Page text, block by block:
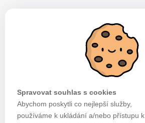
Spravovat souhlas s cookies
Abychom poskytli co nejlepší služby,
používáme k ukládání a/nebo přístupu k